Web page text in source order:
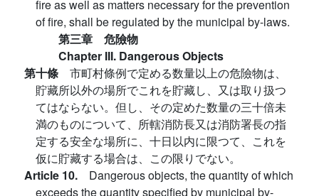
fire as well as matters necessary for the prevention
of fire, shall be regulated by the municipal by-laws.
第三章 危險物
Chapter III. Dangerous Objects
第十條 市町村條例で定める数量以上の危險物は、
貯藏所以外の場所でこれを貯藏し、又は取り扱つ
てはならない。但し、その定めた数量の三十倍未
満のものについて、所轄消防長又は消防署長の指
定する安全な場所に、十日以内に限つて、これを
仮に貯藏する場合は、この限りでない。
Article 10. Dangerous objects, the quantity of which
exceeds the quantity specified by municipal by-